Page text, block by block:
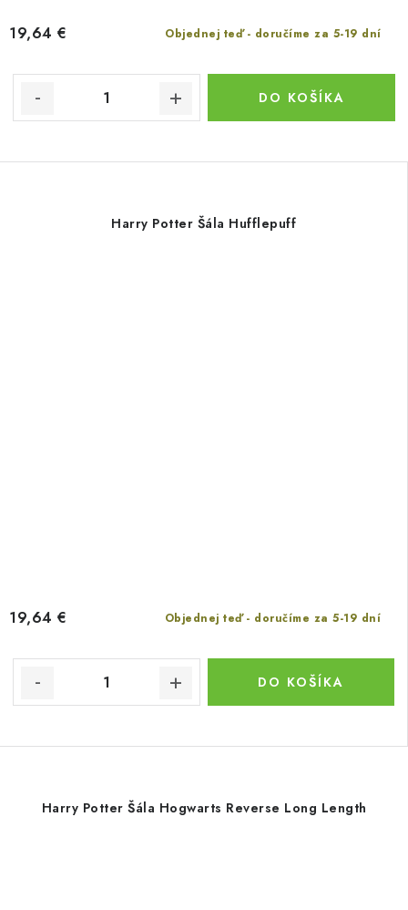
Objednej teď - doručíme za 5-19 dní
19,64 €
DO KOŠÍKA
Harry Potter Šála Hufflepuff
Objednej teď - doručíme za 5-19 dní
19,64 €
DO KOŠÍKA
Harry Potter Šála Hogwarts Reverse Long Length